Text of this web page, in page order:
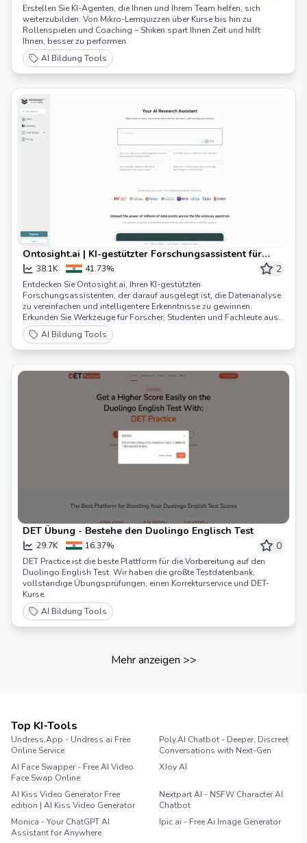
Erstellen Sie KI-Agenten, die Ihnen und Ihrem Team helfen, sich
weiterzubilden. Von Mikro-Lernquizzen über Kurse bis hin zu
Rollenspielen und Coaching – Shiken spart Ihnen Zeit und hilft
Ihnen, besser zu performen.
AI Bildung Tools
Ontosight.ai | KI-gestützter Forschungsassistent für
intelligentere Einblicke
38.1K 41.73% 2
Entdecken Sie Ontosight.ai, Ihren KI-gestützten
Forschungsassistenten, der darauf ausgelegt ist, die Datenanalyse
zu vereinfachen und intelligentere Erkenntnisse zu gewinnen.
Erkunden Sie Werkzeuge für Forscher, Studenten und Fachleute aus
verschiedenen Branchen.
AI Bildung Tools
DET Übung - Bestehe den Duolingo Englisch Test
29.7K 16.37% 0
DET Practice ist die beste Plattform für die Vorbereitung auf den
Duolingo English Test. Wir haben die größte Testdatenbank,
vollständige Übungsprüfungen, einen Korrekturservice und DET-
Kurse.
AI Bildung Tools
Mehr anzeigen >>
Top KI-Tools
Undress.App - Undress ai Free
Online Service
Poly.AI Chatbot - Deeper, Discreet
Conversations with Next-Gen
AI Face Swapper - Free AI Video
Face Swap Online
XJoy AI
AI Kiss Video Generator Free
edition | AI Kiss Video Generator
Nextpart AI - NSFW Character AI
Chatbot
Monica - Your ChatGPT AI
Assistant for Anywhere
Ipic.ai - Free Ai Image Generator